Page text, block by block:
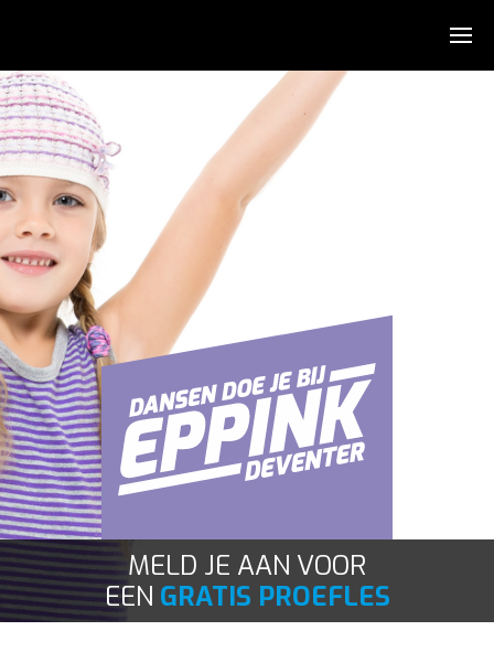
Over ons
Sfeerimpressie
De dansen
Agenda
KidsDance-JazzDance
Hiphop
Stijldans
Salsa
Zumba
Clinics & Feesten
Contact
MELD JE AAN VOOR
EEN GRATIS PROEFLES